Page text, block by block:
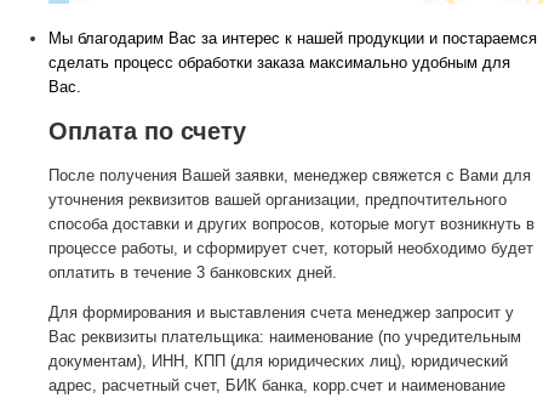
Мы благодарим Вас за интерес к нашей продукции и постараемся
сделать процесс обработки заказа максимально удобным для
Вас.
Оплата по счету
После получения Вашей заявки, менеджер свяжется с Вами для
уточнения реквизитов вашей организации, предпочтительного
способа доставки и других вопросов, которые могут возникнуть в
процессе работы, и сформирует счет, который необходимо будет
оплатить в течение 3 банковских дней.
Для формирования и выставления счета менеджер запросит у
Вас реквизиты плательщика: наименование (по учредительным
документам), ИНН, КПП (для юридических лиц), юридический
адрес, расчетный счет, БИК банка, корр.счет и наименование